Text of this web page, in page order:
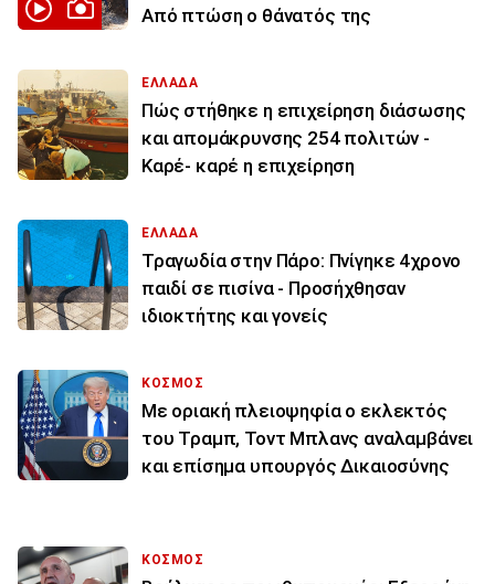
Από πτώση ο θάνατός της
ΕΛΛΑΔΑ
Πώς στήθηκε η επιχείρηση διάσωσης
και απομάκρυνσης 254 πολιτών -
Καρέ- καρέ η επιχείρηση
ΕΛΛΑΔΑ
Τραγωδία στην Πάρο: Πνίγηκε 4χρονο
παιδί σε πισίνα - Προσήχθησαν
ιδιοκτήτης και γονείς
ΚΟΣΜΟΣ
Με οριακή πλειοψηφία ο εκλεκτός
του Τραμπ, Τοντ Μπλανς αναλαμβάνει
και επίσημα υπουργός Δικαιοσύνης
ΚΟΣΜΟΣ